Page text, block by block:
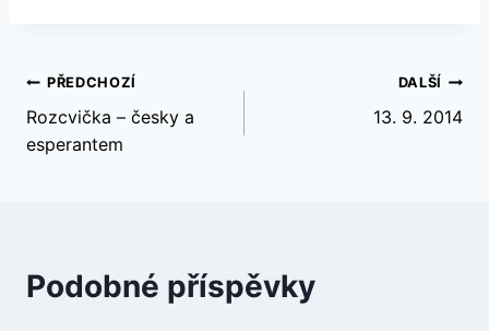
Navigace
pro
PŘEDCHOZÍ
Rozcvička – česky a
esperantem
DALŠÍ
13. 9. 2014
Podobné příspěvky